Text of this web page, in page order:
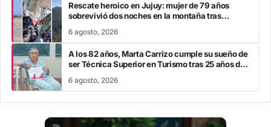
Rescate heroico en Jujuy: mujer de 79 años
sobrevivió dos noches en la montaña tras
6 agosto, 2026
A los 82 años, Marta Carrizo cumple su sueño de
ser Técnica Superior en Turismo tras 25 años de
6 agosto, 2026